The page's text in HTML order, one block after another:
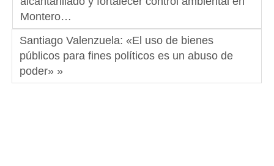
Montero…
Santiago Valenzuela: «El uso de bienes
públicos para fines políticos es un abuso de
poder» »